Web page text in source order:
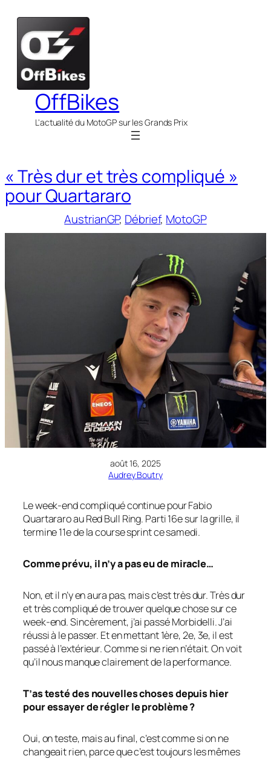
contenu
OffBikes
L'actualité du MotoGP sur les Grands Prix
« Très dur et très compliqué »
pour Quartararo
AustrianGP, Débrief, MotoGP
août 16, 2025
Audrey Boutry
Le week-end compliqué continue pour Fabio
Quartararo au Red Bull Ring. Parti 16e sur la grille, il
termine 11e de la course sprint ce samedi.
Comme prévu, il n’y a pas eu de miracle…
Non, et il n’y en aura pas, mais c’est très dur. Très dur
et très compliqué de trouver quelque chose sur ce
week-end. Sincèrement, j’ai passé Morbidelli. J’ai
réussi à le passer. Et en mettant 1ère, 2e, 3e, il est
passé à l’extérieur. Comme si ne rien n’était. On voit
qu’il nous manque clairement de la performance.
T’as testé des nouvelles choses depuis hier
pour essayer de régler le problème ?
Oui, on teste, mais au final, c’est comme si on ne
changeait rien, parce que c’est toujours les mêmes